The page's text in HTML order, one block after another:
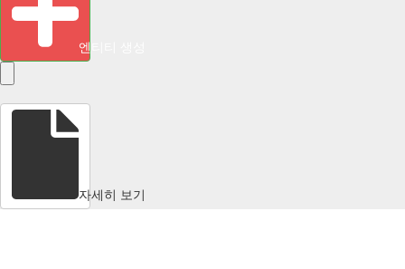
엔티티 생성
자세히 보기